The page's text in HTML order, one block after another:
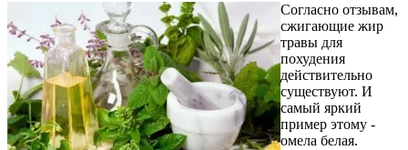
Согласно отзывам,
сжигающие жир
травы для
похудения
действительно
существуют. И
самый яркий
пример этому -
омела белая.